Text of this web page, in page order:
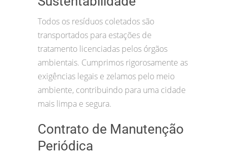
Todos os resíduos coletados são
transportados para estações de
tratamento licenciadas pelos órgãos
ambientais. Cumprimos rigorosamente as
exigências legais e zelamos pelo meio
ambiente, contribuindo para uma cidade
mais limpa e segura.
Contrato de Manutenção
Periódica